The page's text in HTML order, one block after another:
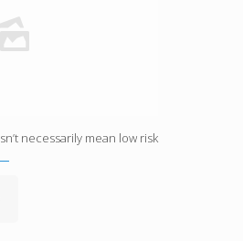
necessarily mean low risk